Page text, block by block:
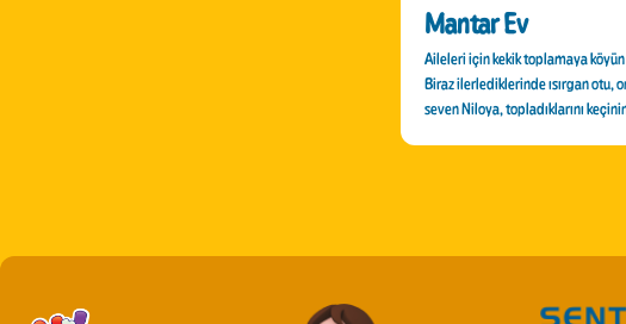
Mantar Ev
Aileleri için kekik toplamaya
Biraz ilerlediklerinde ısırgan otu,
seven Niloya, topladıklarını